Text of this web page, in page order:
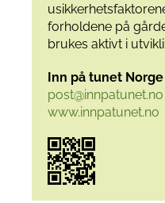
forholdene på
brukes aktivt i
Inn på tunet Norge
post@innpatunet.no
www.innpatunet.no